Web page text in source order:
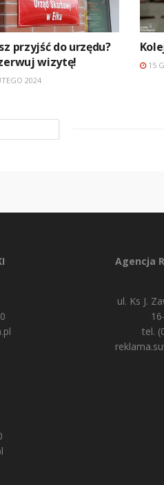
przyjść do urzędu?
wizytę!
2024
15
Agencja
ul. Ks J.
tel.